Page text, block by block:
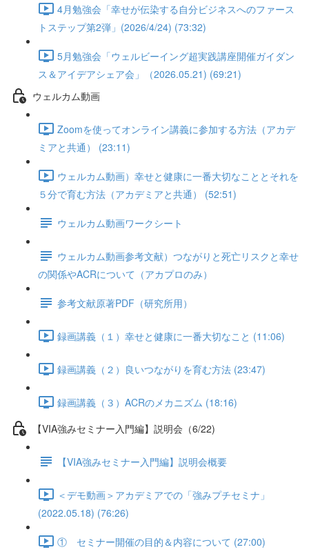
4月勉強会「幸せが伝染する自分ビジネスへのファース
トステップ第2弾」(2026/4/24) (73:32)
5月勉強会「ウェルビーイング超実践講座開催ガイダン
ス＆アイデアシェア会」（2026.05.21) (69:21)
ウェルカム動画
Zoomを使ってオンライン講義に参加する方法（アカデ
ミアと共通） (23:11)
ウェルカム動画）幸せと健康に一番大切なこととそれを
５分で育む方法（アカデミアと共通） (52:51)
ウェルカム動画ワークシート
ウェルカム動画参考文献）つながりと死亡リスクと幸せ
の関係やACRについて（アカプロのみ）
参考文献原著PDF（研究所用）
録画講義（１）幸せと健康に一番大切なこと (11:06)
録画講義（２）良いつながりを育む方法 (23:47)
録画講義（３）ACRのメカニズム (18:16)
【VIA強みセミナー入門編】説明会（6/22)
【VIA強みセミナー入門編】説明会概要
＜デモ動画＞アカデミアでの「強みプチセミナ」
(2022.05.18) (76:26)
① セミナー開催の目的＆内容について (27:00)